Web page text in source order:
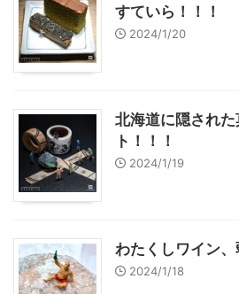
すていら！！！
2024/1/20
北海道に隠され
ト！！！
2024/1/19
わたくしワイン
2024/1/18